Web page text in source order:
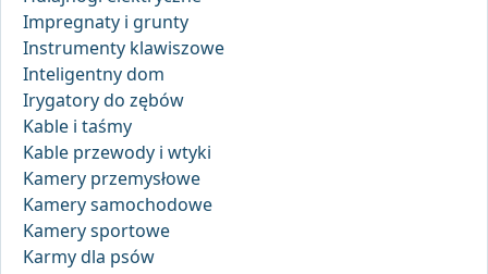
Impregnaty i grunty
Instrumenty klawiszowe
Inteligentny dom
Irygatory do zębów
Kable i taśmy
Kable przewody i wtyki
Kamery przemysłowe
Kamery samochodowe
Kamery sportowe
Karmy dla psów